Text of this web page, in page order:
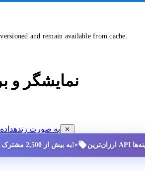
and remain available from cache.
نمایشگر و
مشاهده داده‌های ممنوعیت سایه (SHADOW-BAN) به صورت زنده
به بیش از 2,500 مشترک خوشحال بپیوندید!•